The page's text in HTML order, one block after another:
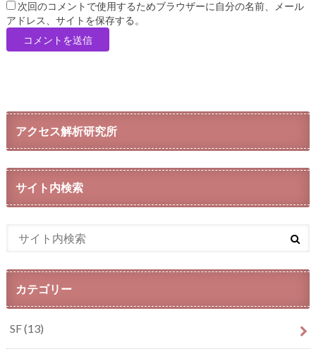
次回のコメントで使用するためブラウザーに自分の名前、メール
アドレス、サイトを保存する。
アクセス解析研究所
サイト内検索
カテゴリー
SF(13)